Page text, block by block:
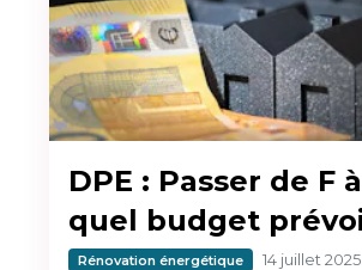
DPE : Passer de F
quel budget
Rénovation énergétique 14 juillet 2025